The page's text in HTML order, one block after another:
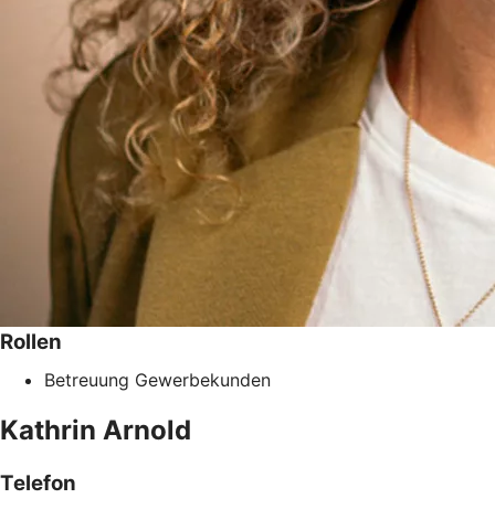
Rollen
Betreuung Gewerbekunden
Kathrin Arnold
Telefon